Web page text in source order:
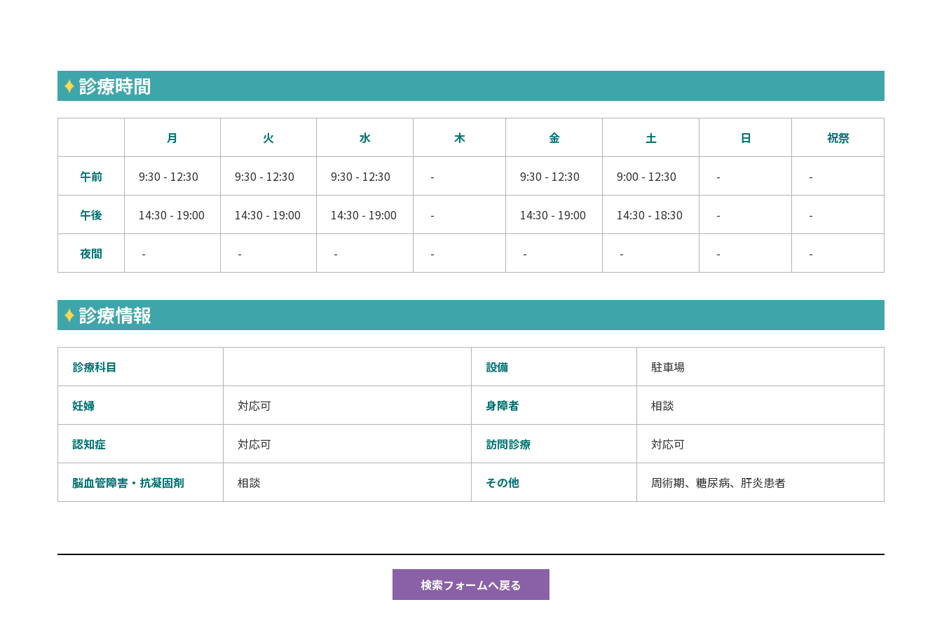
診療時間
月 火 水 木 金 土 日 祝祭
午前 9:30 - 12:30 9:30 - 12:30 9:30 - 12:30 - 9:30 - 12:30 9:00 - 12:30 - -
午後 14:30 - 19:00 14:30 - 19:00 14:30 - 19:00 - 14:30 - 19:00 14:30 - 18:30 - -
夜間 - - - - - - - -
診療情報
診療科目 設備 駐車場
妊婦 対応可 身障者 相談
認知症 対応可 訪問診療 対応可
脳血管障害・抗凝固剤 相談 その他 周術期、糖尿病、肝炎患者
検索フォームへ戻る